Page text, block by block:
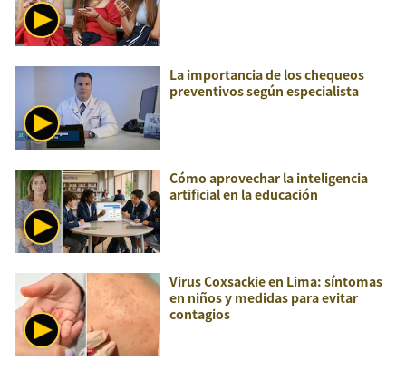
La importancia de los chequeos
preventivos según especialista
Cómo aprovechar la inteligencia
artificial en la educación
Virus Coxsackie en Lima: síntomas
en niños y medidas para evitar
contagios